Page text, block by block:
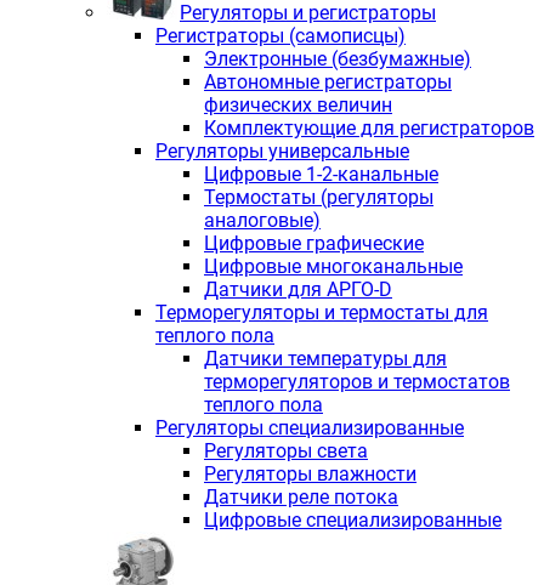
Регуляторы и регистраторы
Регистраторы (самописцы)
Электронные (безбумажные)
Автономные регистраторы
физических величин
Комплектующие для регистраторов
Регуляторы универсальные
Цифровые 1-2-канальные
Термостаты (регуляторы
аналоговые)
Цифровые графические
Цифровые многоканальные
Датчики для АРГО-D
Терморегуляторы и термостаты для
теплого пола
Датчики температуры для
терморегуляторов и термостатов
теплого пола
Регуляторы специализированные
Регуляторы света
Регуляторы влажности
Датчики реле потока
Цифровые специализированные